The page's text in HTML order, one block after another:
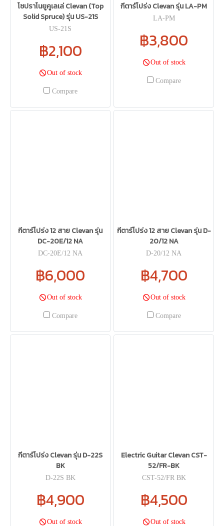
โซปราโนยูคูเลเล่ Clevan (Top
Solid Spruce) รุ่น US-21S
US-21S
฿2,100
Out of stock
Compare
กีตาร์โปร่ง Clevan รุ่น LA-PM
LA-PM
฿3,800
Out of stock
Compare
กีตาร์โปร่ง 12 สาย Clevan รุ่น
DC-20E/12 NA
DC-20E/12 NA
฿6,000
Out of stock
Compare
กีตาร์โปร่ง 12 สาย Clevan รุ่น D-
20/12 NA
D-20/12 NA
฿4,700
Out of stock
Compare
กีตาร์โปร่ง Clevan รุ่น D-22S
BK
D-22S BK
฿4,900
Out of stock
Electric Guitar Clevan CST-
52/FR-BK
CST-52/FR BK
฿4,500
Out of stock